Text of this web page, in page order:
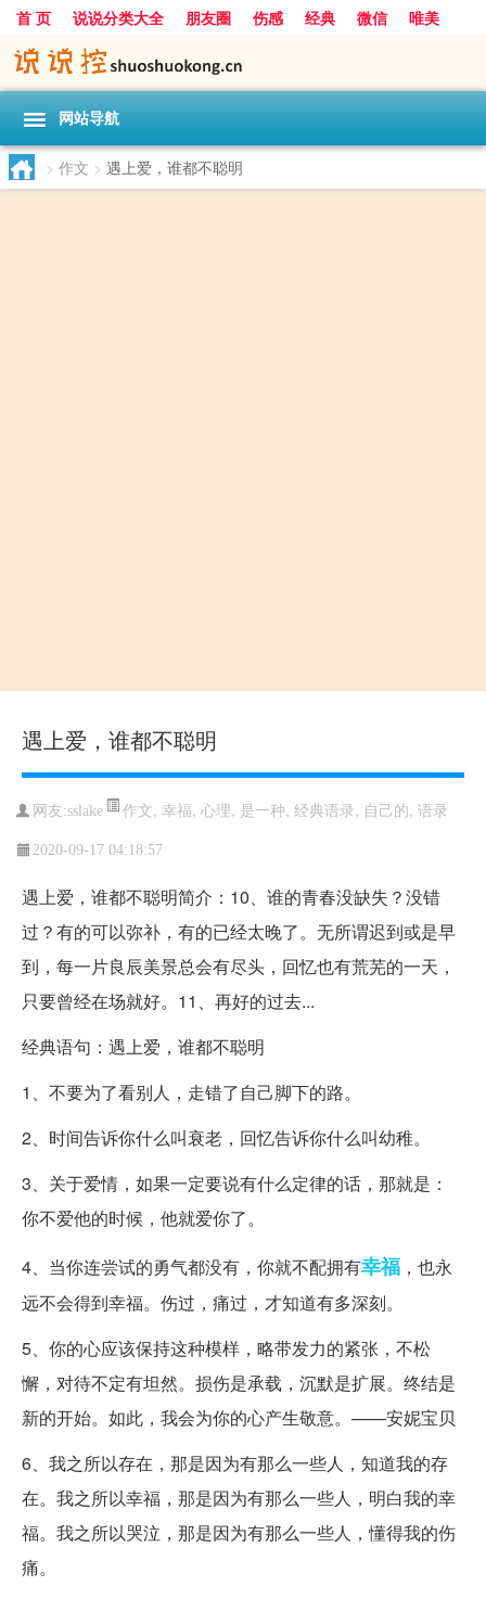
首 页 说说分类大全 朋友圈 伤感 经典 微信
唯美
励志
爱情 搞笑
网站导航
> 作文 > 遇上爱，谁都不聪明
遇上爱，谁都不聪明
网友:sslake 作文, 幸福, 心理, 是一种, 经典语录, 自己的, 语录
2020-09-17 04:18:57
遇上爱，谁都不聪明简介：10、谁的青春没缺失？没错
过？有的可以弥补，有的已经太晚了。无所谓迟到或是早
到，每一片良辰美景总会有尽头，回忆也有荒芜的一天，
只要曾经在场就好。11、再好的过去...
经典语句：遇上爱，谁都不聪明
1、不要为了看别人，走错了自己脚下的路。
2、时间告诉你什么叫衰老，回忆告诉你什么叫幼稚。
3、关于爱情，如果一定要说有什么定律的话，那就是：
你不爱他的时候，他就爱你了。
4、当你连尝试的勇气都没有，你就不配拥有幸福 ，也永
远不会得到幸福。伤过，痛过，才知道有多深刻。
5、你的心应该保持这种模样，略带发力的紧张，不松
懈，对待不定有坦然。损伤是承载，沉默是扩展。终结是
新的开始。如此，我会为你的心产生敬意。——安妮宝贝
6、我之所以存在，那是因为有那么一些人，知道我的存
在。我之所以幸福，那是因为有那么一些人，明白我的幸
福。我之所以哭泣，那是因为有那么一些人，懂得我的伤
痛。